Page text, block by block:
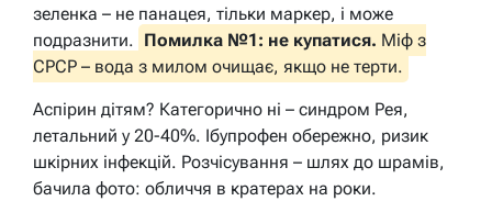
зеленка – не панацея, тільки маркер, і може
подразнити. Помилка №1: не купатися. Міф з
СРСР – вода з милом очищає, якщо не терти.
Аспірин дітям? Категорично ні – синдром Рея,
летальний у 20-40%. Ібупрофен обережно, ризик
шкірних інфекцій. Розчісування – шлях до шрамів,
бачила фото: обличчя в кратерах на роки.